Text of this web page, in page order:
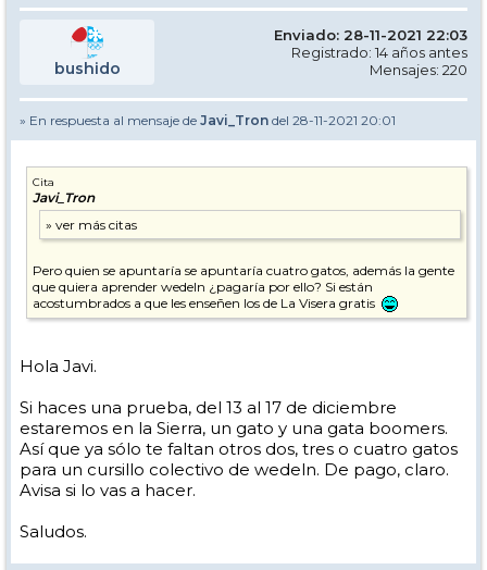
bushido
Enviado: 28-11-2021 22:03
Registrado: 14 años antes
Mensajes: 220
» En respuesta al mensaje de Javi_Tron del 28-11-2021 20:01
Cita
Javi_Tron
Pero quien se apuntaría se apuntaría cuatro gatos, además la gente
que quiera aprender wedeln ¿pagaría por ello? Si están
acostumbrados a que les enseñen los de La Visera gratis
Hola Javi.
Si haces una prueba, del 13 al 17 de diciembre
estaremos en la Sierra, un gato y una gata boomers.
Así que ya sólo te faltan otros dos, tres o cuatro gatos
para un cursillo colectivo de wedeln. De pago, claro.
Avisa si lo vas a hacer.
Saludos.